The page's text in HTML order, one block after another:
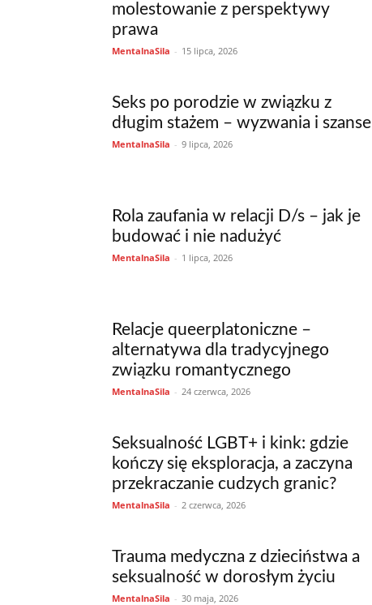
molestowanie z perspektywy
prawa
MentalnaSila - 15 lipca, 2026
Seks po porodzie w związku z
długim stażem – wyzwania i szanse
MentalnaSila - 9 lipca, 2026
Rola zaufania w relacji D/s – jak je
budować i nie nadużyć
MentalnaSila - 1 lipca, 2026
Relacje queerplatoniczne –
alternatywa dla tradycyjnego
związku romantycznego
MentalnaSila - 24 czerwca, 2026
Seksualność LGBT+ i kink: gdzie
kończy się eksploracja, a zaczyna
przekraczanie cudzych granic?
MentalnaSila - 2 czerwca, 2026
Trauma medyczna z dzieciństwa a
seksualność w dorosłym życiu
MentalnaSila - 30 maja, 2026